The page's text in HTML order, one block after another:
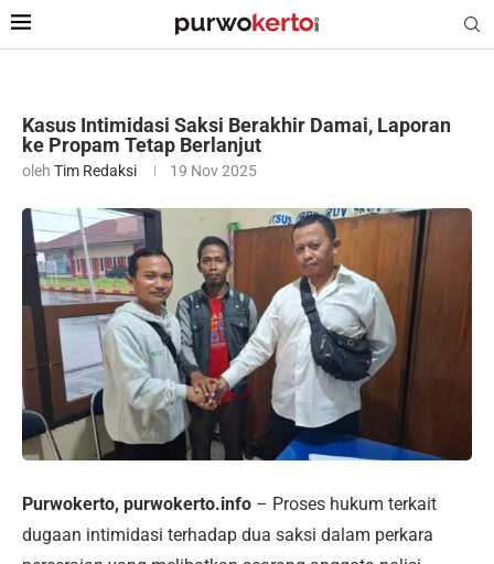
Kasus Intimidasi Saksi Berakhir Damai, Laporan
ke Propam Tetap Berlanjut
oleh Tim Redaksi 19 Nov 2025
Purwokerto, purwokerto.info – Proses hukum terkait
dugaan intimidasi terhadap dua saksi dalam perkara